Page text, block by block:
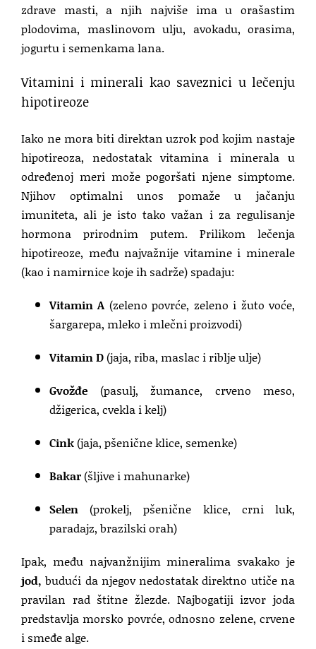
zdrave masti, a njih najviše ima u orašastim
plodovima, maslinovom ulju, avokadu, orasima,
jogurtu i semenkama lana.
Vitamini i minerali kao saveznici u lečenju
hipotireoze
Iako ne mora biti direktan uzrok pod kojim nastaje
hipotireoza, nedostatak vitamina i minerala u
određenoj meri može pogoršati njene simptome.
Njihov optimalni unos pomaže u jačanju
imuniteta, ali je isto tako važan i za regulisanje
hormona prirodnim putem. Prilikom lečenja
hipotireoze, među najvažnije vitamine i minerale
(kao i namirnice koje ih sadrže) spadaju:
Vitamin A (zeleno povrće, zeleno i žuto voće,
šargarepa, mleko i mlečni proizvodi)
Vitamin D(jaja, riba, maslac i riblje ulje)
Gvožđe (pasulj, žumance, crveno meso,
džigerica, cvekla i kelj)
Cink(jaja, pšenične klice, semenke)
Bakar(šljive i mahunarke)
Selen (prokelj, pšenične klice, crni luk,
paradajz, brazilski orah)
Ipak, među najvanžnijim mineralima svakako je
jod, budući da njegov nedostatak direktno utiče na
pravilan rad štitne žlezde. Najbogatiji izvor joda
predstavlja morsko povrće, odnosno zelene, crvene
i smeđe alge.